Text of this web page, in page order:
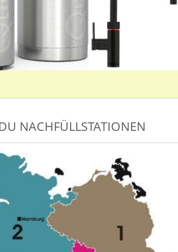
NACHFÜLLSTATIONEN